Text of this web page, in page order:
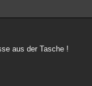
aus der Tasche !